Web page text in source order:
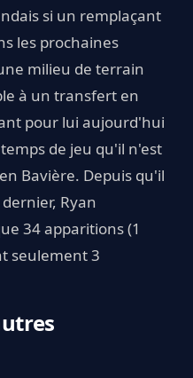
si un remplaçant
les prochaines
milieu de terrain
à un transfert en
pour lui aujourd'hui
de jeu qu'il n'est
Bavière. Depuis qu'il
Ryan
34 apparitions (1
seulement 3